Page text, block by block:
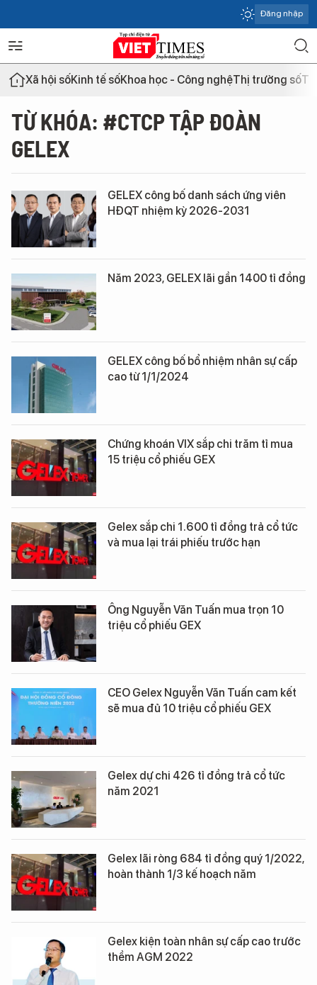
Đăng nhập
Xã hội sốKinh tế sốKhoa học - Công nghệThị trường số
TỪ KHÓA: #CTCP TẬP ĐOÀN
GELEX
GELEX công bố danh sách ứng viên
HĐQT nhiệm kỳ 2026-2031
Năm 2023, GELEX lãi gần 1400 tỉ đồng
GELEX công bố bổ nhiệm nhân sự cấp
cao từ 1/1/2024
Chứng khoán VIX sắp chi trăm tỉ mua
15 triệu cổ phiếu GEX
Gelex sắp chi 1.600 tỉ đồng trả cổ tức
và mua lại trái phiếu trước hạn
Ông Nguyễn Văn Tuấn mua trọn 10
triệu cổ phiếu GEX
CEO Gelex Nguyễn Văn Tuấn cam kết
sẽ mua đủ 10 triệu cổ phiếu GEX
Gelex dự chi 426 tỉ đồng trả cổ tức
năm 2021
Gelex lãi ròng 684 tỉ đồng quý 1/2022,
hoàn thành 1/3 kế hoạch năm
Gelex kiện toàn nhân sự cấp cao trước
thềm AGM 2022